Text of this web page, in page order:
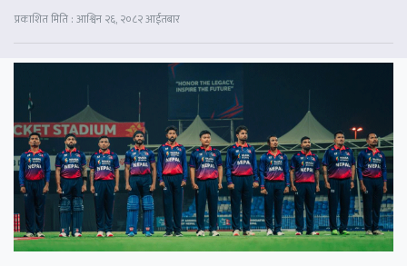
प्रकाशित मिति : आश्विन २६, २०८२ आईतबार